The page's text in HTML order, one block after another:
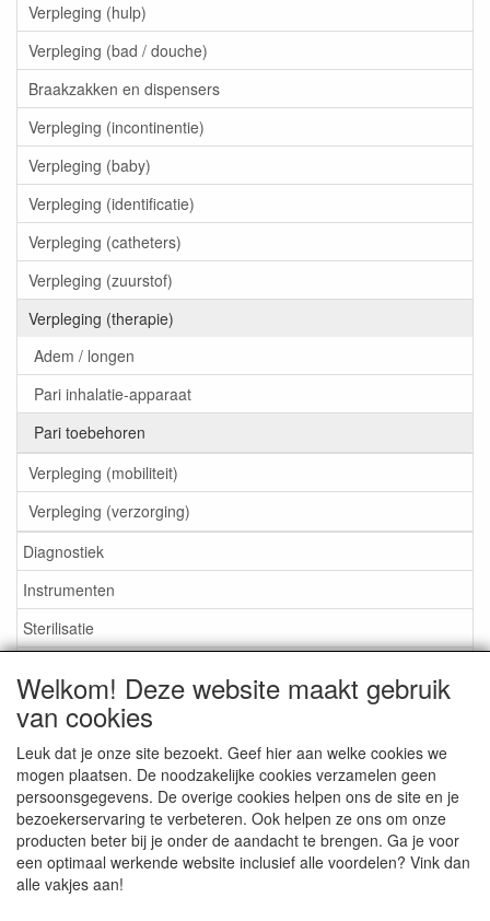
Verpleging (hulp)
Verpleging (bad / douche)
Braakzakken en dispensers
Verpleging (incontinentie)
Verpleging (baby)
Verpleging (identificatie)
Verpleging (catheters)
Verpleging (zuurstof)
Verpleging (therapie)
Adem / longen
Pari inhalatie-apparaat
Pari toebehoren
Verpleging (mobiliteit)
Verpleging (verzorging)
Diagnostiek
Instrumenten
Sterilisatie
Aktieartikelen
Medisan Trading te Alblasserdam. Alle genoemde prijzen zijn
inclusief BTW enexclusief verzendkostentenzij anders
aangegeven.
Welkom! Deze website maakt gebruik
van cookies
Leuk dat je onze site bezoekt. Geef hier aan welke cookies we
mogen plaatsen. De noodzakelijke cookies verzamelen geen
persoonsgegevens. De overige cookies helpen ons de site en je
bezoekerservaring te verbeteren. Ook helpen ze ons om onze
producten beter bij je onder de aandacht te brengen. Ga je voor
een optimaal werkende website inclusief alle voordelen? Vink dan
alle vakjes aan!